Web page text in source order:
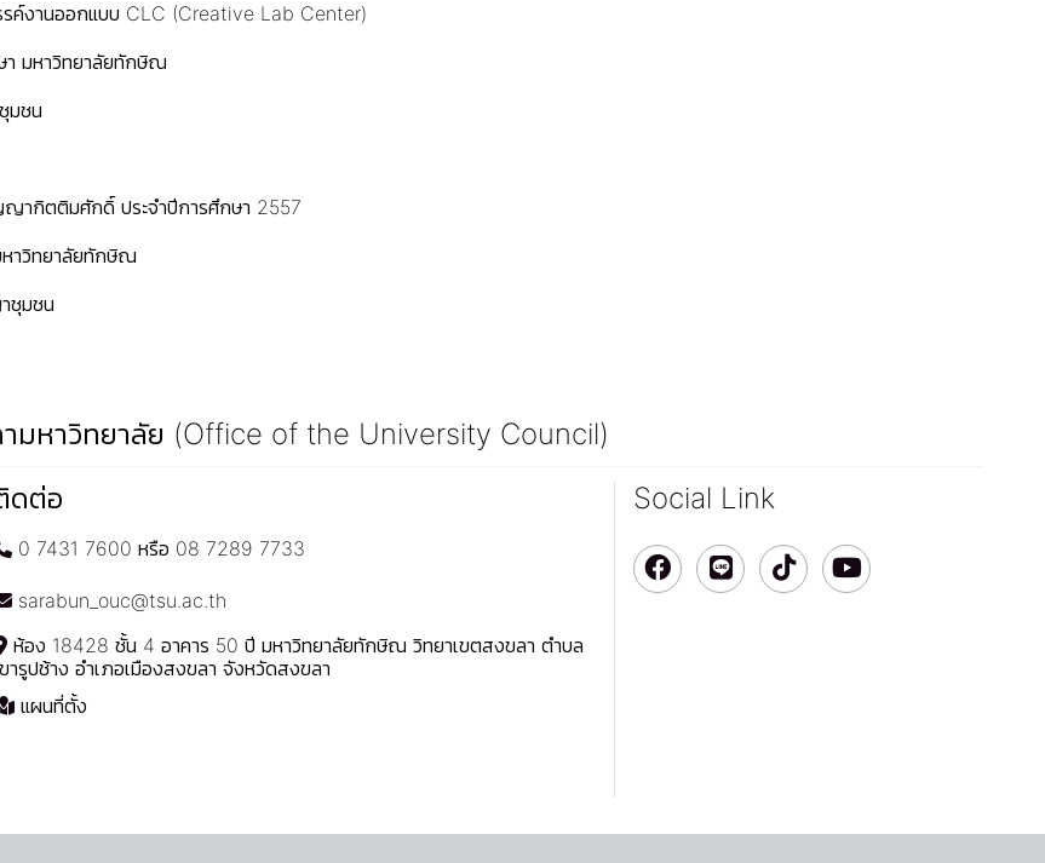
ค์งานออกแบบ CLC (Creative Lab Center)
มหาวิทยาลัยทักษิณ
มชน
ากิตติมศักดิ์ ประจำปีการศึกษา 2557
าวิทยาลัยทักษิณ
ชุมชน
มหาวิทยาลัย (Office of the University Council)
ดต่อ
0 7431 7600 หรือ 08 7289 7733
sarabun_ouc@tsu.ac.th
ห้อง 18428 ชั้น 4 อาคาร 50 ปี มหาวิทยาลัยทักษิณ วิทยาเขตสงขลา ตำบล
ารูปช้าง อำเภอเมืองสงขลา จังหวัดสงขลา
แผนที่ตั้ง
Social Link